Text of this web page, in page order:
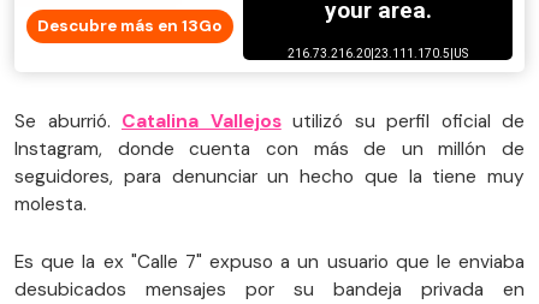
Descubre más en 13Go
Se aburrió. Catalina Vallejosutilizó su perfil oficial de
Instagram, donde cuenta con más de un millón de
seguidores, para denunciar un hecho que la tiene muy
molesta.
Es que la ex "Calle 7" expuso a un usuario que le enviaba
desubicados mensajes por su bandeja privada en